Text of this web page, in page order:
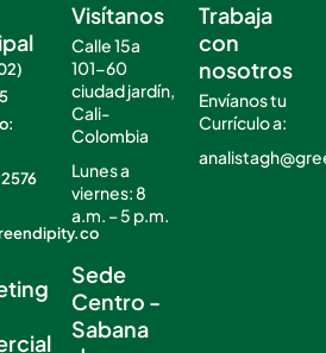
Visítanos
Calle 15a
101-60
ciudad jardín,
Cali-
Colombia
Lunes a
viernes: 8
a.m. – 5 p.m.
.
Sede
Centro -
Sabana
Trabaja
con
nosotros
Envíanos tu
Currículo a: